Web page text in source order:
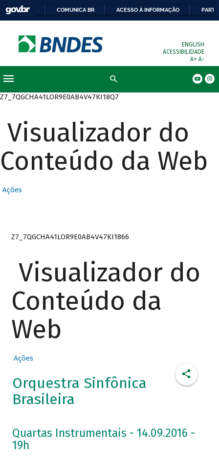
COMUNICA BR ACESSO À INFORMAÇÃO
ENGLISH
ACESSIBILIDADE
A+ A-
Z7_7QGCHA41LOR9E0AB4V47KI18Q7
Visualizador do
Conteúdo da Web
Ações
Z7_7QGCHA41LOR9E0AB4V47KI1866
Visualizador do
Conteúdo da
Web
Ações
Orquestra Sinfônica
Brasileira
Quartas Instrumentais - 14.09.2016 -
19h